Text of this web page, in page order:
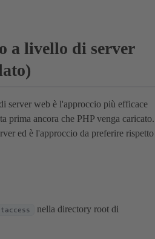
a livello di server
server web è l'approccio più efficace
prima ancora che PHP venga caricato.
ed è l'approccio da preferire rispetto
nella directory root di